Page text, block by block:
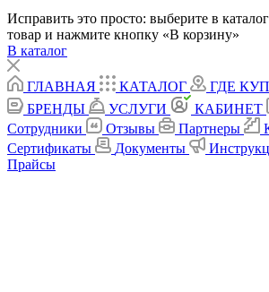
Исправить это просто: выберите в
товар и нажмите кнопку «В корзину»
В каталог
ГЛАВНАЯ КАТАЛОГ ГДЕ
БРЕНДЫ
УСЛУГИ КАБИНЕТ
Сотрудники
Отзывы Партнеры
Сертификаты
Документы
Прайсы